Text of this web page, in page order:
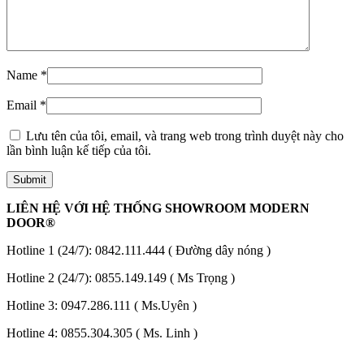
Name *
Email *
Lưu tên của tôi, email, và trang web trong trình duyệt này cho
lần bình luận kế tiếp của tôi.
LIÊN HỆ VỚI HỆ THỐNG SHOWROOM MODERN
DOOR®
Hotline 1 (24/7): 0842.111.444 ( Đường dây nóng )
Hotline 2 (24/7): 0855.149.149 ( Ms Trọng )
Hotline 3: 0947.286.111 ( Ms.Uyên )
Hotline 4: 0855.304.305 ( Ms. Linh )